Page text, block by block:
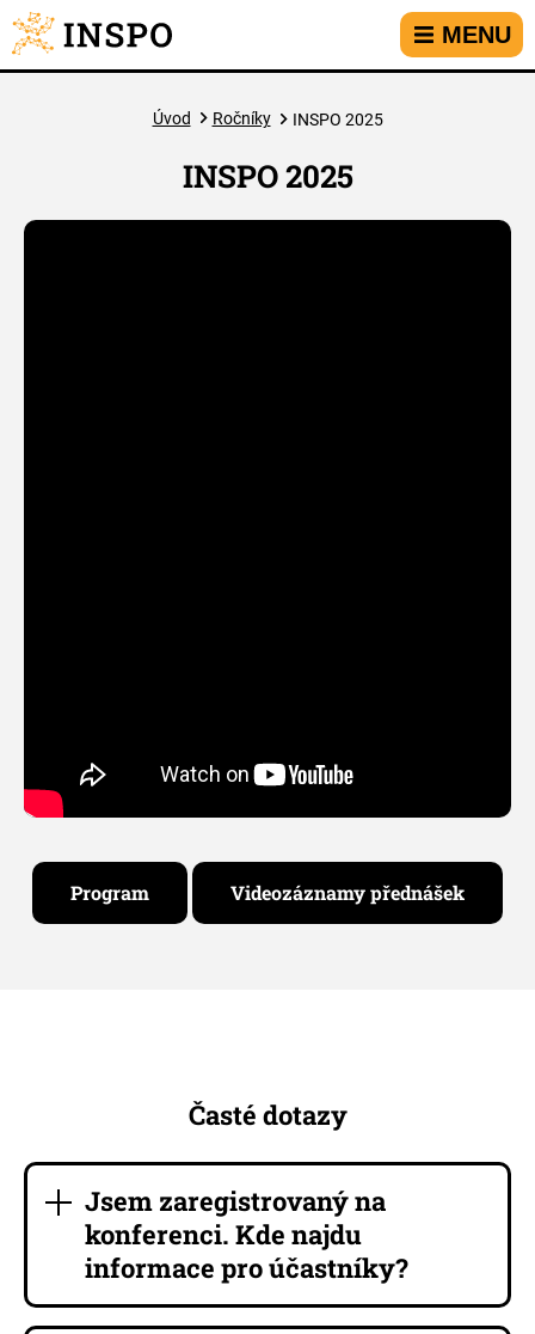
Přejít na hlavní menu
Přejít na obsah
Přejít na kontakt
MENU
Úvod Ročníky INSPO 2025
INSPO 2025
Program Videozáznamy přednášek
Časté dotazy
Jsem zaregistrovaný na
konferenci. Kde najdu
informace pro účastníky?